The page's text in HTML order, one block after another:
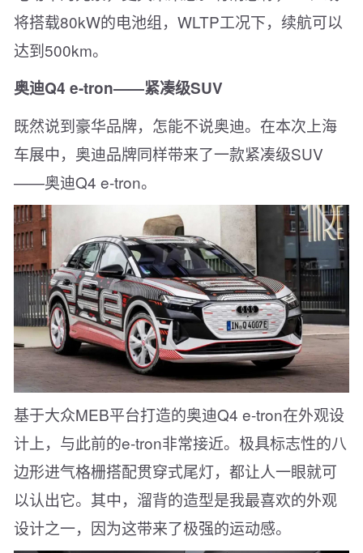
将搭载80kW的电池组，WLTP工况下，续航可以
达到500km。
奥迪Q4 e-tron——紧凑级SUV
既然说到豪华品牌，怎能不说奥迪。在本次上海
车展中，奥迪品牌同样带来了一款紧凑级SUV
——奥迪Q4 e-tron。
基于大众MEB平台打造的奥迪Q4 e-tron在外观设
计上，与此前的e-tron非常接近。极具标志性的八
边形进气格栅搭配贯穿式尾灯，都让人一眼就可
以认出它。其中，溜背的造型是我最喜欢的外观
设计之一，因为这带来了极强的运动感。